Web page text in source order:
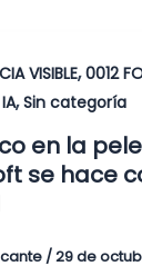
VISIBLE,0012
,Sin categoría
en la
se hace
/29 de